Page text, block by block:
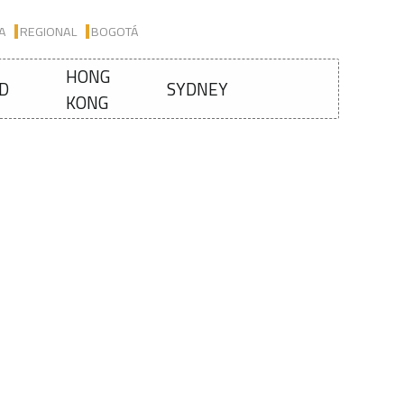
REGIONAL BOGOTÁ
HONG
KONG
SYDNEY